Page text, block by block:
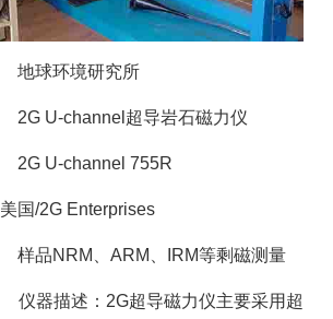
地球环境研究所
2G U-channel 超导岩石磁力仪
2G U-channel 755R
美国/2G Enterprises
样品NRM ARM IRM等剩磁测量
仪器描述： 2G超导磁力仪主要采用超